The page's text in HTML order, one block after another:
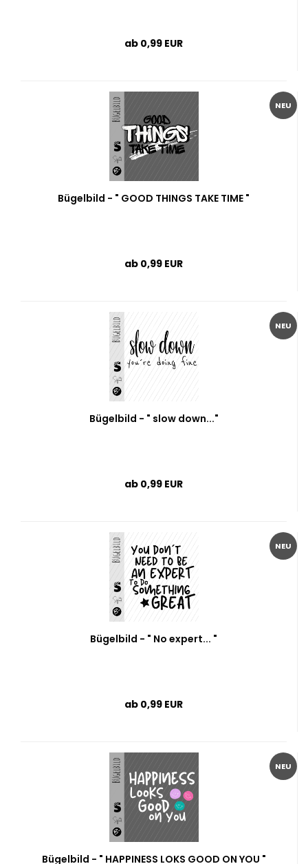
ab 0,99 EUR
NEU
Bügelbild - " GOOD THINGS TAKE TIME "
ab 0,99 EUR
NEU
Bügelbild - " slow down..."
ab 0,99 EUR
NEU
Bügelbild - " No expert... "
ab 0,99 EUR
NEU
Bügelbild - " HAPPINESS LOKS GOOD ON YOU "